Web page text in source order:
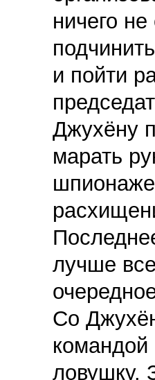
ничего
и пойти
Джухёну
марать
лучше
Со
ловушку.